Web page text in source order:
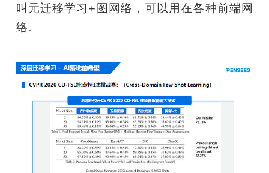
叫元迁移学习+图网络，可以用在各种前端网
络。